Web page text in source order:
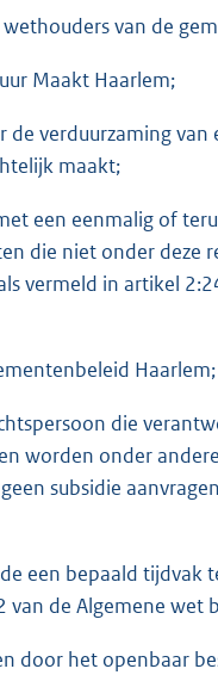
van de
Maakt Haarlem;
de verduurzaming
maakt;
een eenmalig of
die niet onder deze
vermeld in artikel
Haarlem;
die
worden onder
subsidie
een bepaald tijdvak
de Algemene wet
door het openbaar